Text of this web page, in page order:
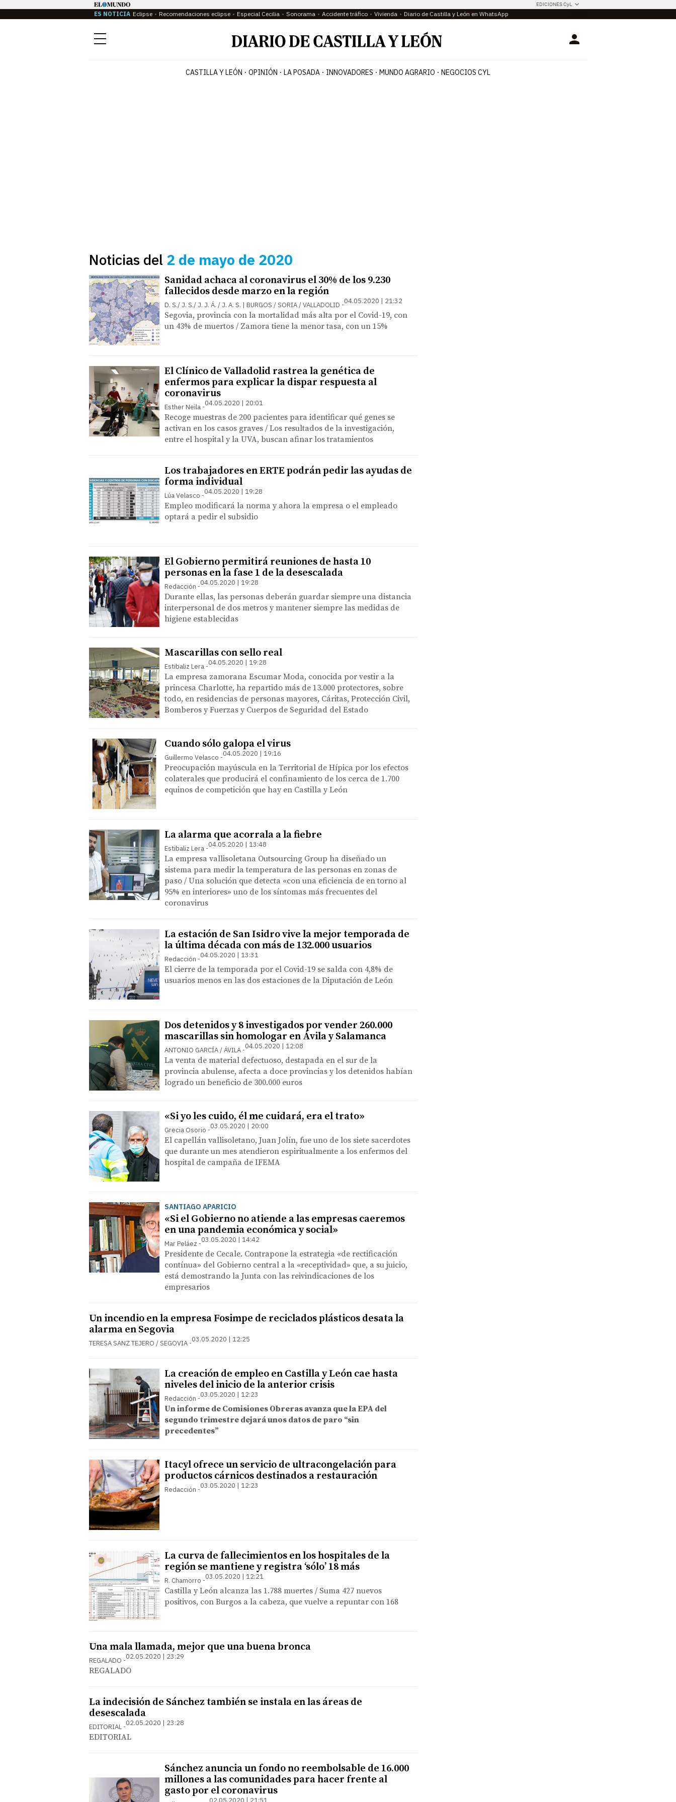
EDICIONES CyL
ES NOTICIA Eclipse Recomendaciones eclipse Especial Cecilia Sonorama Accidente tráfico Vivienda Diario de Castilla y León en WhatsApp
Menú Login
CASTILLA Y LEÓN OPINIÓN LA POSADA INNOVADORES MUNDO AGRARIO NEGOCIOS CYL
Noticias del 2 de mayo de 2020
Sanidad achaca al coronavirus el 30% de los 9.230
fallecidos desde marzo en la región
D. S./ J. S./ J. J. Á. / J. A. S. | BURGOS / SORIA / VALLADOLID 04.05.2020 | 21:32
Segovia, provincia con la mortalidad más alta por el Covid-19, con
un 43% de muertos / Zamora tiene la menor tasa, con un 15%
El Clínico de Valladolid rastrea la genética de
enfermos para explicar la dispar respuesta al
coronavirus
Esther Neila 04.05.2020 | 20:01
Recoge muestras de 200 pacientes para identificar qué genes se
activan en los casos graves / Los resultados de la investigación,
entre el hospital y la UVA, buscan afinar los tratamientos
Los trabajadores en ERTE podrán pedir las ayudas de
forma individual
Lúa Velasco 04.05.2020 | 19:28
Empleo modificará la norma y ahora la empresa o el empleado
optará a pedir el subsidio
El Gobierno permitirá reuniones de hasta 10
personas en la fase 1 de la desescalada
Redacción 04.05.2020 | 19:28
Durante ellas, las personas deberán guardar siempre una distancia
interpersonal de dos metros y mantener siempre las medidas de
higiene establecidas
Mascarillas con sello real
Estibaliz Lera 04.05.2020 | 19:28
La empresa zamorana Escumar Moda, conocida por vestir a la
princesa Charlotte, ha repartido más de 13.000 protectores, sobre
todo, en residencias de personas mayores, Cáritas, Protección Civil,
Bomberos y Fuerzas y Cuerpos de Seguridad del Estado
Cuando sólo galopa el virus
Guillermo Velasco 04.05.2020 | 19:16
Preocupación mayúscula en la Territorial de Hípica por los efectos
colaterales que producirá el confinamiento de los cerca de 1.700
equinos de competición que hay en Castilla y León
La alarma que acorrala a la fiebre
Estibaliz Lera 04.05.2020 | 13:48
La empresa vallisoletana Outsourcing Group ha diseñado un
sistema para medir la temperatura de las personas en zonas de
paso / Una solución que detecta «con una eficiencia de en torno al
95% en interiores» uno de los síntomas más frecuentes del
coronavirus
La estación de San Isidro vive la mejor temporada de
la última década con más de 132.000 usuarios
Redacción 04.05.2020 | 13:31
El cierre de la temporada por el Covid-19 se salda con 4,8% de
usuarios menos en las dos estaciones de la Diputación de León
Dos detenidos y 8 investigados por vender 260.000
mascarillas sin homologar en Ávila y Salamanca
ANTONIO GARCÍA / ÁVILA 04.05.2020 | 12:08
La venta de material defectuoso, destapada en el sur de la
provincia abulense, afecta a doce provincias y los detenidos habían
logrado un beneficio de 300.000 euros
«Si yo les cuido, él me cuidará, era el trato»
Grecia Osorio 03.05.2020 | 20:00
El capellán vallisoletano, Juan Jolín, fue uno de los siete sacerdotes
que durante un mes atendieron espiritualmente a los enfermos del
hospital de campaña de IFEMA
SANTIAGO APARICIO
«Si el Gobierno no atiende a las empresas caeremos
en una pandemia económica y social»
Mar Peláez 03.05.2020 | 14:42
Presidente de Cecale. Contrapone la estrategia «de rectificación
contínua» del Gobierno central a la «receptividad» que, a su juicio,
está demostrando la Junta con las reivindicaciones de los
empresarios
Un incendio en la empresa Fosimpe de reciclados plásticos desata la
alarma en Segovia
TERESA SANZ TEJERO / SEGOVIA 03.05.2020 | 12:25
La creación de empleo en Castilla y León cae hasta
niveles del inicio de la anterior crisis
Redacción 03.05.2020 | 12:23
Un informe de Comisiones Obreras avanza que la EPA del
segundo trimestre dejará unos datos de paro “sin
precedentes”
Itacyl ofrece un servicio de ultracongelación para
productos cárnicos destinados a restauración
Redacción 03.05.2020 | 12:23
La curva de fallecimientos en los hospitales de la
región se mantiene y registra ‘sólo’ 18 más
R. Chamorro 03.05.2020 | 12:21
Castilla y León alcanza las 1.788 muertes / Suma 427 nuevos
positivos, con Burgos a la cabeza, que vuelve a repuntar con 168
Una mala llamada, mejor que una buena bronca
REGALADO 02.05.2020 | 23:29
REGALADO
La indecisión de Sánchez también se instala en las áreas de
desescalada
EDITORIAL 02.05.2020 | 23:28
EDITORIAL
Sánchez anuncia un fondo no reembolsable de 16.000
millones a las comunidades para hacer frente al
gasto por el coronavirus
02.05.2020 | 21:51